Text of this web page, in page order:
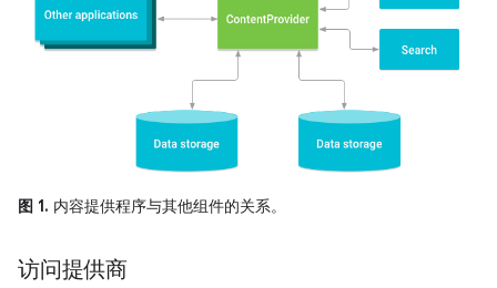
图 1. 内容提供程序与其他组件的关系。
访问提供商